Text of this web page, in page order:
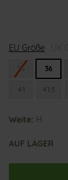
e
n
EU Größe
35 36
Weite: H
AUF LAGER